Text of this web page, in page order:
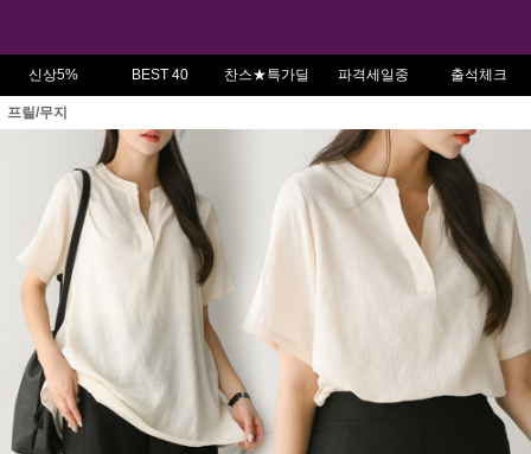
신상5% BEST 40 찬스★특가딜 파격세일중 출석체크
프릴/무지